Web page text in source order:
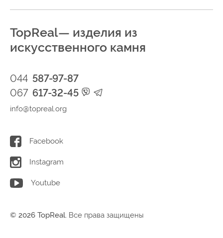
TopReal— изделия из
искусственного камня
044 587-97-87
067 617-32-45
info@topreal.org
Facebook
Instagram
Youtube
© 2026 TopReal. Все права защищены